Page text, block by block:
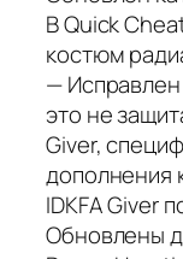
В Quick
костюм
— Исправлен
это не
Giver,
дополнения
IDKFA Giver
Обновлены